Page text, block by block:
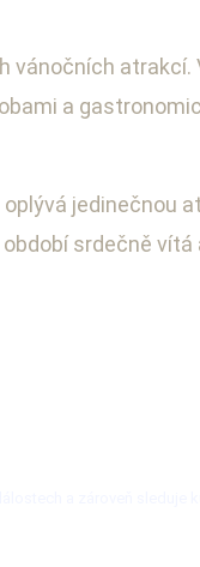
vánočních
a
jedinečnou
srdečně